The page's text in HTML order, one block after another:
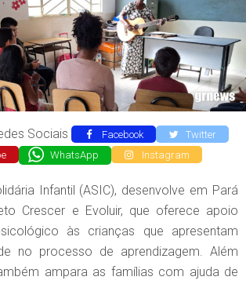
Sociais Facebook
Twitter
WhatsApp Instagram
Infantil (ASIC), desenvolve em Pará
Crescer e Evoluir, que oferece apoio
às crianças que apresentam
no processo de aprendizagem. Além
ampara as famílias com ajuda de